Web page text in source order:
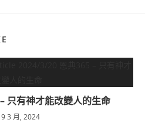
只有神才能改變人的生命
3 月, 2024